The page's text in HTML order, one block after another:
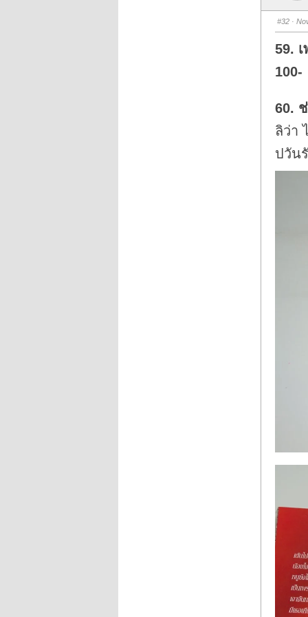
b
d
o
n
.
#32·
59.
100-
60.
ลิว่า
ปวัน